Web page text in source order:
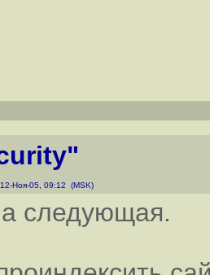
12-Ноя-05, 09:12 (MSK)
следующая.